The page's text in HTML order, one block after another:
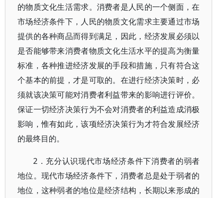
的物质文化生活需求。消费者是人民的一个侧面，在
市场经济条件下，人民的物质文化需求主要通过市场
提供的各种商品而得到满足，因此，经济发展必须以
是否能够带来消费者物质文化生活水平的提高为衡量
标准，各种推进经济发展的手段和措施，只有符合这
个基本的前提，才是可取的。在进行经济决策时，必
须就该决策可能对消费者利益带来的影响进行评价。
保证一切经济决策行为不会对消费者的利益造成消极
影响，惟有如此，该项经济决策行为才符合发展经济
的最终目的。
2．充分认识现代市场经济条件下消费者的弱者
地位。现代市场经济条件下，消费者总是处于弱者的
地位，这种弱者的地位是经济结构，长期以来形成的